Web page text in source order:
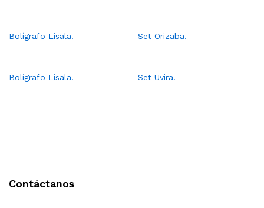
Bolígrafo Lisala. Set Orizaba.
Bolígrafo Lisala. Set Uvira.
Contáctanos